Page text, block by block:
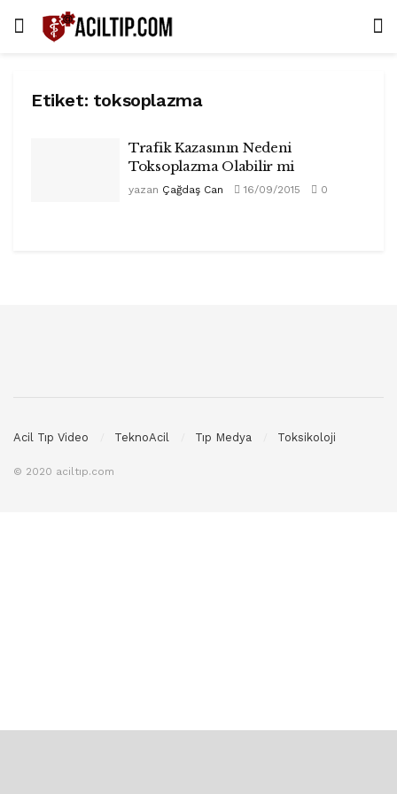
Etiket: toksoplazma
Trafik Kazasının Nedeni
Toksoplazma Olabilir mi
yazan Çağdaş Can 16/09/2015 0
Acil Tıp Video TeknoAcil Tıp Medya Toksikoloji
© 2020 aciltıp.com